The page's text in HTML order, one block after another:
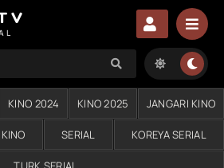
KINO 2024 KINO 2025 JANGARI KINO
SERIAL KOREYA SERIAL